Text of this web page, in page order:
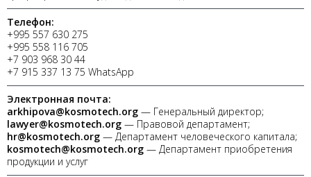
Телефон:
+995 557 630 275
+995 558 116 705
+7 903 968 30 44
+7 915 337 13 75 WhatsApp
Электронная почта:
arkhipova@kosmotech.org — Генеральный директор;
lawyer@kosmotech.org — Правовой департамент;
hr@kosmotech.org — Департамент человеческого капитала;
kosmotech@kosmotech.org — Департамент приобретения
продукции и услуг